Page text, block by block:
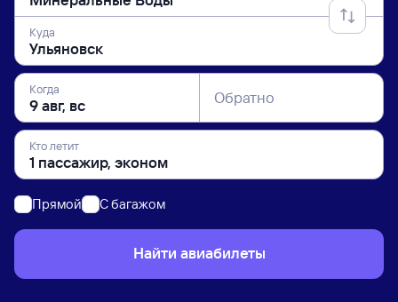
Куда
Когда Обратно
Кто летит
Прямой C багажом
Найти авиабилеты